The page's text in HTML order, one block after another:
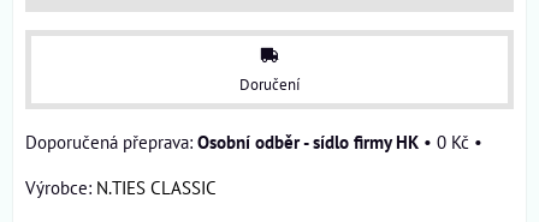
Doručení
Osobní odběr - sídlo firmy HK • 0 Kč •
Výrobce: N.TIES CLASSIC